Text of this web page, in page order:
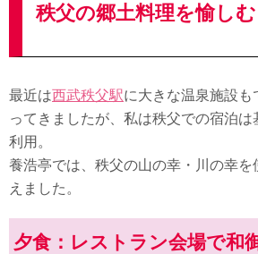
秩父の郷土料理を愉しむ
最近は西武秩父駅に大きな温泉施設も
ってきましたが、私は秩父での宿泊は
利用。
養浩亭では、秩父の山の幸・川の幸を
えました。
夕食：レストラン会場で和